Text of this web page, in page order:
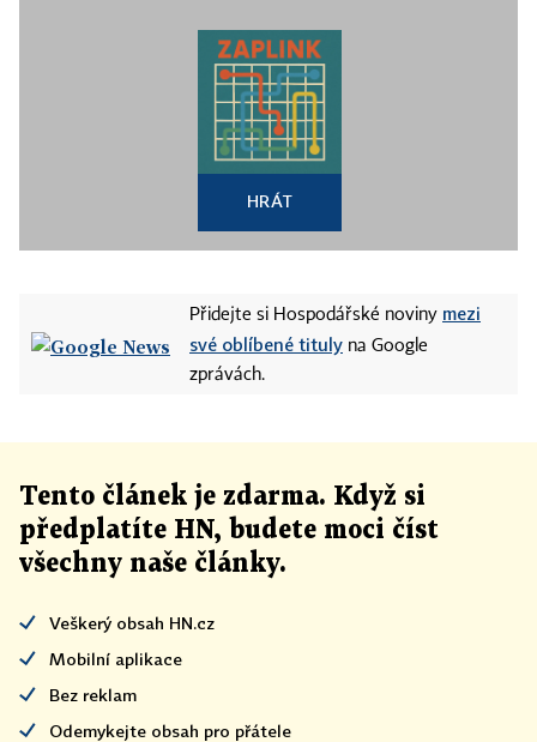
HRÁT
Přidejte si Hospodářské noviny mezi
své oblíbené tituly na Google
zprávách.
Tento článek je zdarma. Když si
předplatíte HN, budete moci číst
všechny naše články.
Veškerý obsah HN.cz
Mobilní aplikace
Bez reklam
Odemykejte obsah pro přátele